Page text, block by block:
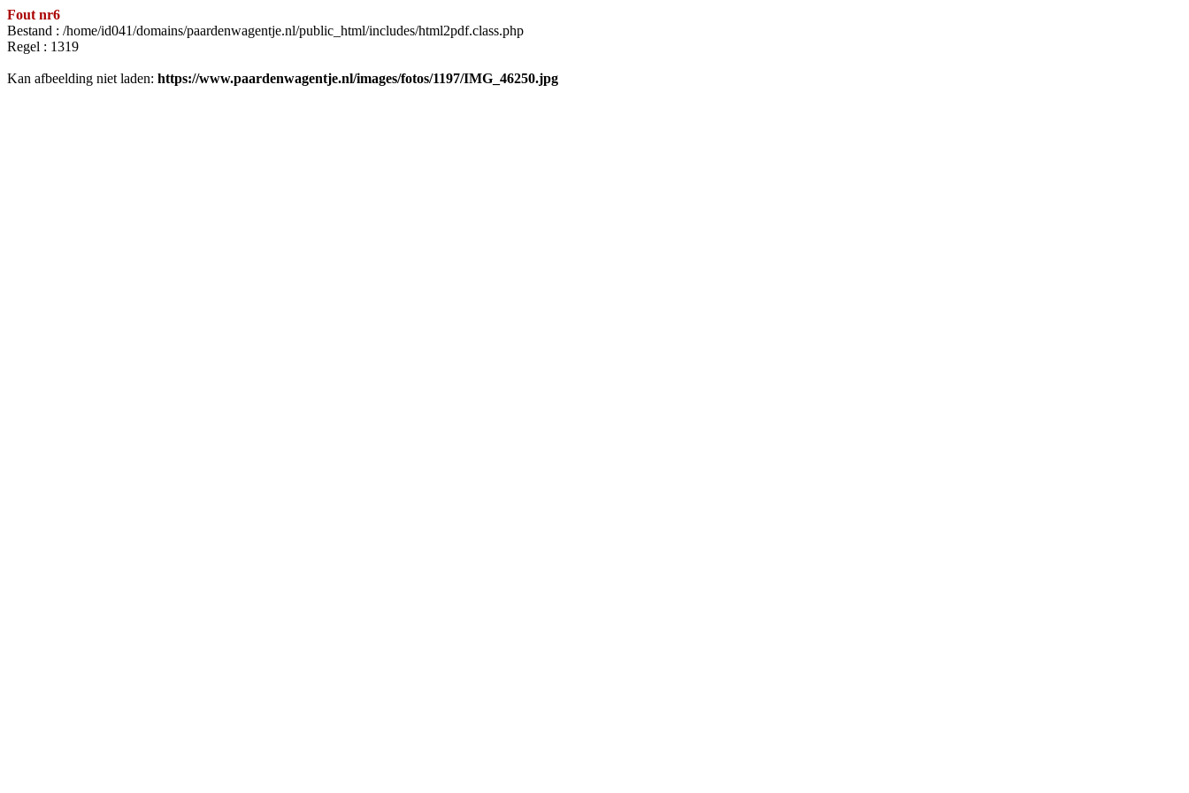
Fout nr6
Bestand : /home/id041/domains/paardenwagentje.nl/public_html/includes/html2pdf.class.php
Regel : 1319
Kan afbeelding niet laden: https://www.paardenwagentje.nl/images/fotos/1197/IMG_46250.jpg